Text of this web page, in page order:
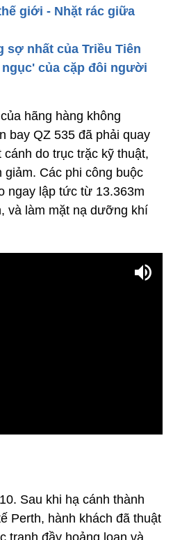
giới - Nhặt rác giữa
sợ nhất của Triều Tiên
của cặp đôi người
hãng hàng không
bay QZ 535 đã phải quay
do trục trặc kỹ thuật,
giảm. Các phi công buộc
ngay lập tức từ 13.363m
và làm mặt nạ dưỡng khí
Sau khi hạ cánh thành
Perth, hành khách đã thuật
tranh đầy hoảng loạn và